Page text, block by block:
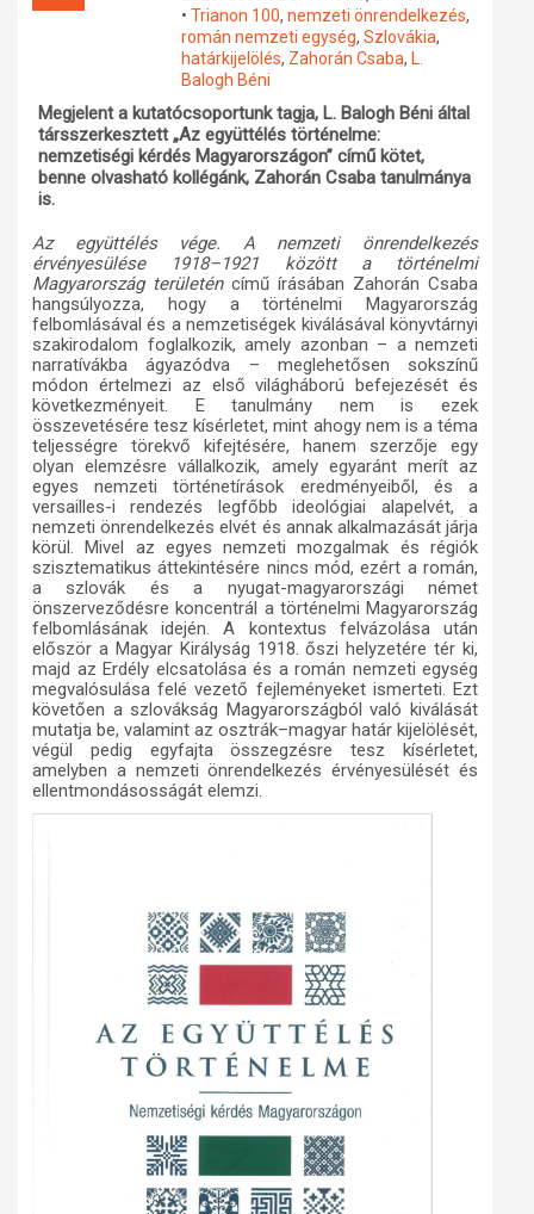
Műhelymunkák
• Trianon 100, nemzeti önrendelkezés,
román nemzeti egység, Szlovákia,
határkijelölés, Zahorán Csaba, L.
Balogh Béni
Megjelent a kutatócsoportunk tagja, L. Balogh Béni által
társszerkesztett „Az együttélés történelme:
nemzetiségi kérdés Magyarországon” című kötet,
benne olvasható kollégánk, Zahorán Csaba tanulmánya
is.
Az együttélés vége. A nemzeti önrendelkezés
érvényesülése 1918–1921 között a történelmi
Magyarország területén című írásában Zahorán Csaba
hangsúlyozza, hogy a történelmi Magyarország
felbomlásával és a nemzetiségek kiválásával könyvtárnyi
szakirodalom foglalkozik, amely azonban – a nemzeti
narratívákba ágyazódva – meglehetősen sokszínű
módon értelmezi az első világháború befejezését és
következményeit. E tanulmány nem is ezek
összevetésére tesz kísérletet, mint ahogy nem is a téma
teljességre törekvő kifejtésére, hanem szerzője egy
olyan elemzésre vállalkozik, amely egyaránt merít az
egyes nemzeti történetírások eredményeiből, és a
versailles-i rendezés legfőbb ideológiai alapelvét, a
nemzeti önrendelkezés elvét és annak alkalmazását járja
körül. Mivel az egyes nemzeti mozgalmak és régiók
szisztematikus áttekintésére nincs mód, ezért a román,
a szlovák és a nyugat-magyarországi német
önszerveződésre koncentrál a történelmi Magyarország
felbomlásának idején. A kontextus felvázolása után
először a Magyar Királyság 1918. őszi helyzetére tér ki,
majd az Erdély elcsatolása és a román nemzeti egység
megvalósulása felé vezető fejleményeket ismerteti. Ezt
követően a szlovákság Magyarországból való kiválását
mutatja be, valamint az osztrák–magyar határ kijelölését,
végül pedig egyfajta összegzésre tesz kísérletet,
amelyben a nemzeti önrendelkezés érvényesülését és
ellentmondásosságát elemzi.